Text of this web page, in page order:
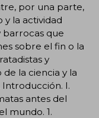
por una parte,
y la actividad
barrocas que
sobre el fin o la
y
la ciencia y la
I.
antes del
mundo. 1.